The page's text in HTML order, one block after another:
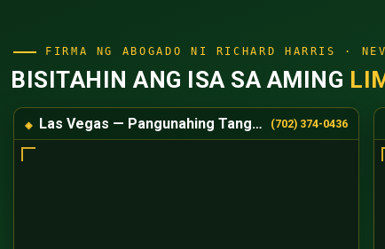
FIRMA NG ABOGADO NI RICHARD HARRIS ·
BISITAHIN ANG ISA SA AMING
Las Vegas — Pangunahing Tanggapan (702) 374-0436